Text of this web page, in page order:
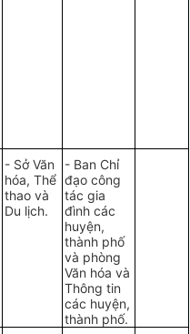
- Sở Văn
hóa, Thể
thao và
Du lịch.
- Ban Chỉ
đạo công
tác gia
đình các
huyện,
thành phố
và phòng
Văn hóa và
Thông tin
các huyện,
thành phố.